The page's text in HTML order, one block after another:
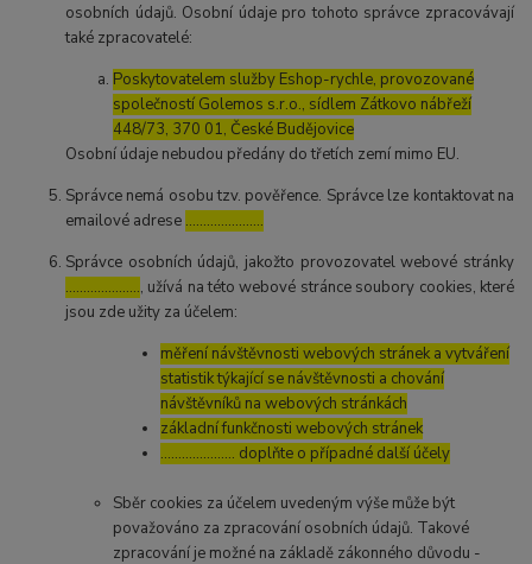
osobních údajů. Osobní údaje pro tohoto správce zpracovávají
také zpracovatelé:
Poskytovatelem služby Eshop-rychle, provozované
společností Golemos s.r.o., sídlem Zátkovo nábřeží
448/73, 370 01, České Budějovice
Osobní údaje nebudou předány do třetích zemí mimo EU.
Správce nemá osobu tzv. pověřence. Správce lze kontaktovat na
emailové adrese ………………….
Správce osobních údajů, jakožto provozovatel webové stránky
…………………, užívá na této webové stránce soubory cookies, které
jsou zde užity za účelem:
měření návštěvnosti webových stránek a vytváření
statistik týkající se návštěvnosti a chování
návštěvníků na webových stránkách
základní funkčnosti webových stránek
………………… doplňte o případné další účely
Sběr cookies za účelem uvedeným výše může být
považováno za zpracování osobních údajů. Takové
zpracování je možné na základě zákonného důvodu -